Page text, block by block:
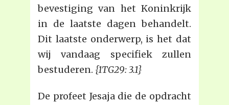
bevestiging van het Koninkrijk
in de laatste dagen behandelt.
Dit laatste onderwerp, is het dat
wij vandaag specifiek zullen
bestuderen. {1TG29: 3.1}
De profeet Jesaja die de opdracht